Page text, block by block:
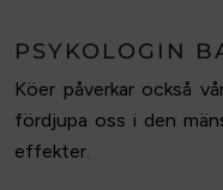
PSYKOLOGIN
Köer påverkar också
fördjupa oss i den
effekter.